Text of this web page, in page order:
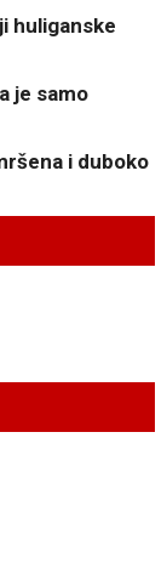
huliganske
je samo
i duboko